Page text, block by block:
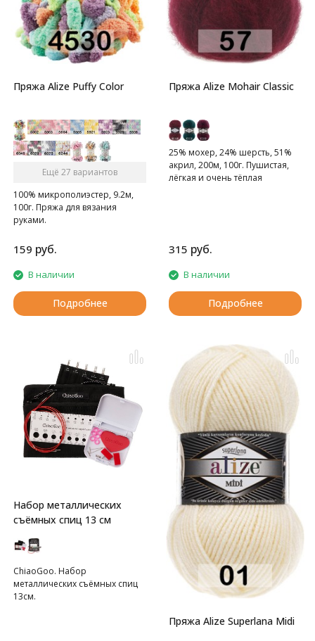
Пряжа Alize Puffy Color
Ещё 27 вариантов
100% микрополиэстер, 9.2м,
100г. Пряжа для вязания
руками.
159 руб.
В наличии
Подробнее
Пряжа Alize Mohair Classic
25% мохер, 24% шерсть, 51%
акрил, 200м, 100г. Пушистая,
лёгкая и очень тёплая
315 руб.
В наличии
Подробнее
Набор металлических
съёмных спиц 13 см
ChiaoGoo. Набор
металлических съёмных спиц
13см.
Пряжа Alize Superlana Midi